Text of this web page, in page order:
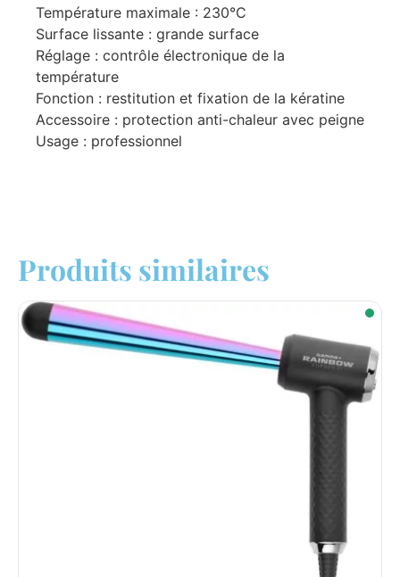
Température maximale : 230°C
Surface lissante : grande surface
Réglage : contrôle électronique de la
température
Fonction : restitution et fixation de la kératine
Accessoire : protection anti-chaleur avec peigne
Usage : professionnel
Produits similaires